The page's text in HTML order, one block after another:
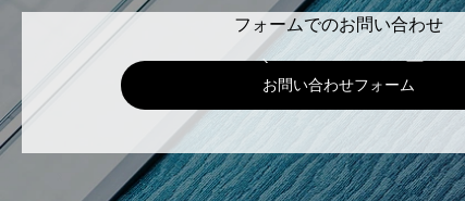
フォームでのお問い合わせ
お問い合わせフォーム